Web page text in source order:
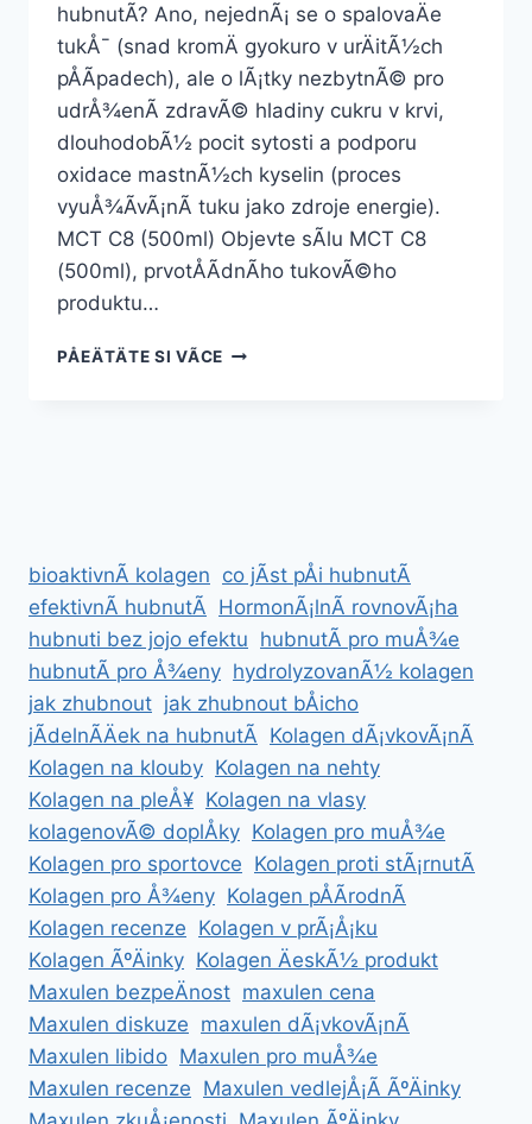
hubnutÃ­? Ano, nejednÃ¡ se o spalovaÄe
tukÅ¯ (snad kromÄ gyokuro v urÄitÃ½ch
pÅÃ­padech), ale o lÃ¡tky nezbytnÃ© pro
udrÅ¾enÃ­ zdravÃ© hladiny cukru v krvi,
dlouhodobÃ½ pocit sytosti a podporu
oxidace mastnÃ½ch kyselin (proces
vyuÅ¾Ã­vÃ¡nÃ­ tuku jako zdroje energie).
MCT C8 (500ml) Objevte sÃ­lu MCT C8
(500ml), prvotÅÃ­dnÃ­ho tukovÃ©ho
produktu…
PÅEÄTÄTE SI VÃ­CEBALÃ­
bioaktivnÃ­ kolagen co jÃ­st pÅi hubnutÃ­
efektivnÃ­ hubnutÃ­ HormonÃ¡lnÃ­ rovnovÃ¡ha
hubnuti bez jojo efektu hubnutÃ­ pro muÅ¾e
hubnutÃ­ pro Å¾eny hydrolyzovanÃ½ kolagen
jak zhubnout jak zhubnout bÅicho
jÃ­delnÃ­Äek na hubnutÃ­ Kolagen dÃ¡vkovÃ¡nÃ­
Kolagen na klouby Kolagen na nehty
Kolagen na pleÅ¥ Kolagen na vlasy
kolagenovÃ© doplÅky Kolagen pro muÅ¾e
Kolagen pro sportovce Kolagen proti stÃ¡rnutÃ­
Kolagen pro Å¾eny Kolagen pÅÃ­rodnÃ­
Kolagen recenze Kolagen v prÃ¡Å¡ku
Kolagen ÃºÄinky Kolagen ÄeskÃ½ produkt
Maxulen bezpeÄnost maxulen cena
Maxulen diskuze maxulen dÃ¡vkovÃ¡nÃ­
Maxulen libido Maxulen pro muÅ¾e
Maxulen recenze Maxulen vedlejÅ¡Ã­ ÃºÄinky